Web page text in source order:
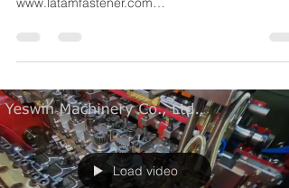
www.latamfastener.com
vendas@latamfastener.com...